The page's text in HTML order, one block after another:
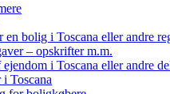
en bolig i Toscana eller andre
– opskrifter m.m.
i Toscana eller andre
Toscana